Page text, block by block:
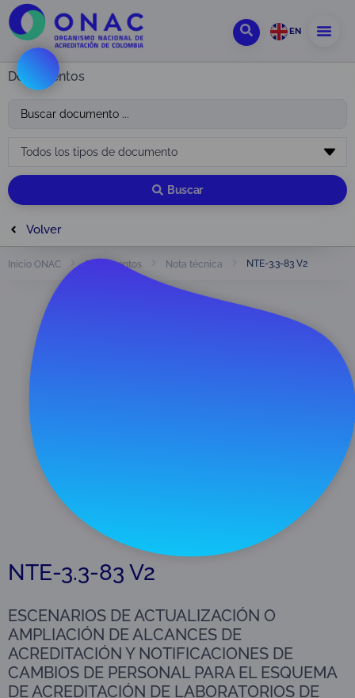
EN
Documentos
Buscar
Volver
Inicio ONAC Documentos Nota técnica NTE-3.3-83 V2
NTE-3.3-83 V2
ESCENARIOS DE ACTUALIZACIÓN O
AMPLIACIÓN DE ALCANCES DE
ACREDITACIÓN Y NOTIFICACIONES DE
CAMBIOS DE PERSONAL PARA EL ESQUEMA
DE ACREDITACIÓN DE LABORATORIOS DE